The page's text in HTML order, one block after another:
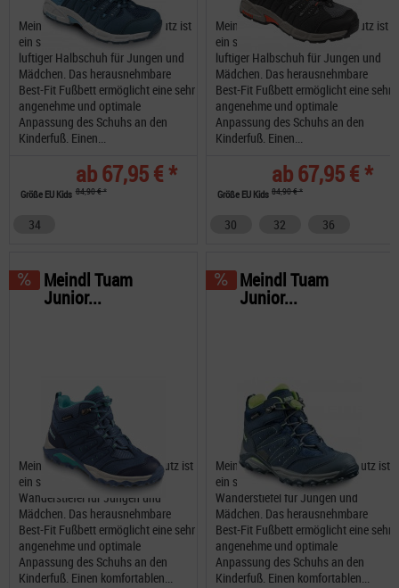
Meindl Snap Junior Nässeschutz ist
ein sehr schöner, robuster und
luftiger Halbschuh für Jungen und
Mädchen. Das herausnehmbare
Best-Fit Fußbett ermöglicht eine sehr
angenehme und optimale
Anpassung des Schuhs an den
Kinderfuß. Einen...
ab 67,95 € *
84,90 € *
Größe EU Kids
34
Meindl Snap Junior Nässeschutz ist
ein sehr schöner, robuster und
luftiger Halbschuh für Jungen und
Mädchen. Das herausnehmbare
Best-Fit Fußbett ermöglicht eine sehr
angenehme und optimale
Anpassung des Schuhs an den
Kinderfuß. Einen...
ab 67,95 € *
84,90 € *
Größe EU Kids
30 32 36
Meindl Tuam Junior Nässeschutz ist
ein sehr schöner, robuster
Wanderstiefel für Jungen und
Mädchen. Das herausnehmbare
Best-Fit Fußbett ermöglicht eine sehr
angenehme und optimale
Anpassung des Schuhs an den
Kinderfuß. Einen komfortablen...
Meindl Tuam
Junior...
Meindl Tuam Junior Nässeschutz ist
ein sehr schöner, robuster
Wanderstiefel für Jungen und
Mädchen. Das herausnehmbare
Best-Fit Fußbett ermöglicht eine sehr
angenehme und optimale
Anpassung des Schuhs an den
Kinderfuß. Einen komfortablen...
Meindl Tuam
Junior...